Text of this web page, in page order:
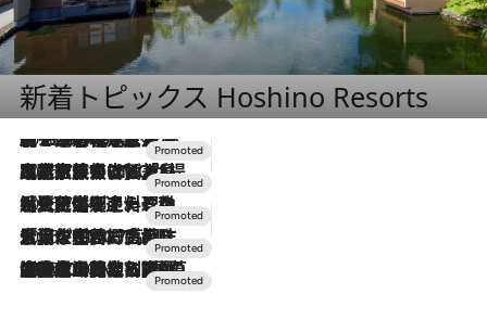
新着トピックス Hoshino Resorts
2026.8.7
【トンボの足水浴】ヒノキの香りに包まれて涼感マックス！約13℃の湧水かけ流しを避暑地「星野温泉 トンボの湯」で体験
2026.7.31
【ホテル帰省】という選択肢をOMOが提案。家族とほどよい距離を保つには「昼は実家、夜は気兼ねなくホテルで！」
2026.7.24
【夏限定ディナーコース】旬を迎える稚鮎や花ズッキーニなどをイタリア・トスカーナの郷土料理の手法で満喫！
2026.7.17
「土佐和ハーブかき氷」がOMO7高知に登場！生姜、山椒、大葉など目にも舌にも涼を呼ぶ郷土の味
2026.7.10
NEW OPEN！【界 草津】名湯の地に誕生。趣の異なる2種の温泉と上州ならではの会席・蕎麦割烹など美食を味わう究極の癒やし旅